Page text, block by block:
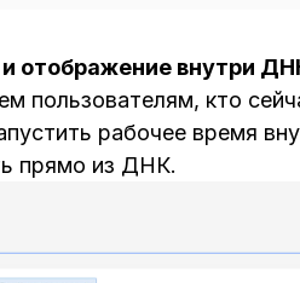
отображение внутри
пользователям, кто
рабочее время
прямо из ДНК.